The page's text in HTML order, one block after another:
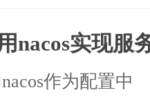
nacos实现服
作为配置中